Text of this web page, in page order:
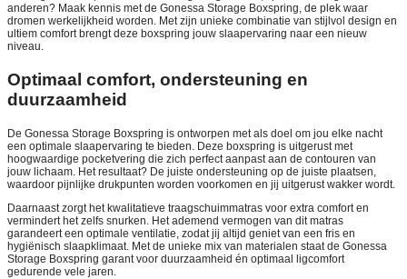
anderen? Maak kennis met de Gonessa Storage Boxspring, de plek waar
dromen werkelijkheid worden. Met zijn unieke combinatie van stijlvol design en
ultiem comfort brengt deze boxspring jouw slaapervaring naar een nieuw
niveau.
Optimaal comfort, ondersteuning en
duurzaamheid
De Gonessa Storage Boxspring is ontworpen met als doel om jou elke nacht
een optimale slaapervaring te bieden. Deze boxspring is uitgerust met
hoogwaardige pocketvering die zich perfect aanpast aan de contouren van
jouw lichaam. Het resultaat? De juiste ondersteuning op de juiste plaatsen,
waardoor pijnlijke drukpunten worden voorkomen en jij uitgerust wakker wordt.
Daarnaast zorgt het kwalitatieve traagschuimmatras voor extra comfort en
vermindert het zelfs snurken. Het ademend vermogen van dit matras
garandeert een optimale ventilatie, zodat jij altijd geniet van een fris en
hygiënisch slaapklimaat. Met de unieke mix van materialen staat de Gonessa
Storage Boxspring garant voor duurzaamheid én optimaal ligcomfort
gedurende vele jaren.